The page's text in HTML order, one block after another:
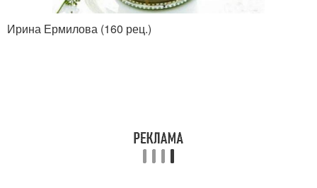
Ирина Ермилова (160 рец.)